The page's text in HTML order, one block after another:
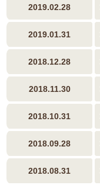
2019.02.28
2019.01.31
2018.12.28
2018.11.30
2018.10.31
2018.09.28
2018.08.31